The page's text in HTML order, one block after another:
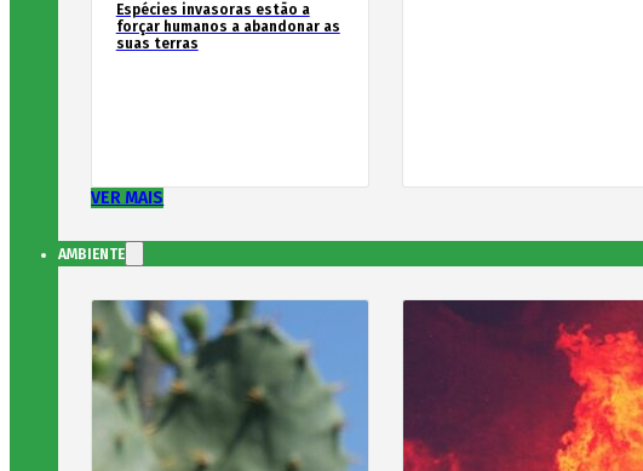
Espécies invasoras estão a
forçar humanos a abandonar as
suas terras
VER MAIS
AMBIENTE